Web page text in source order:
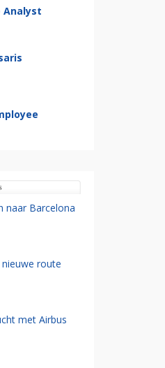
Analyst
naar Barcelona
route
met Airbus